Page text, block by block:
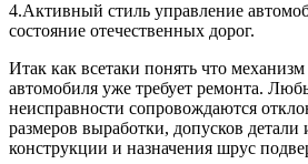
4.Активный стиль управление
состояние отечественных дорог.
Итак как всетаки понять что
автомобиля уже требует ремонта.
неисправности сопровождаются
размеров выработки, допусков детали
конструкции и назначения шрус